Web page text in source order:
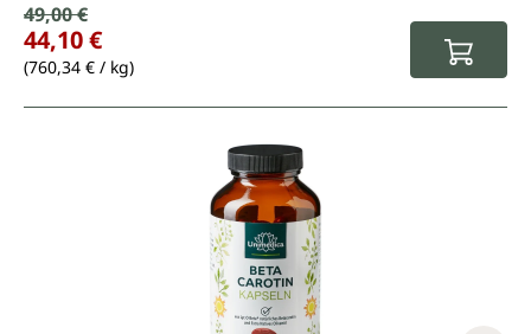
Prix de vente :
Prix régulier :
49,00 €
44,10 €
(760,34 € / kg)